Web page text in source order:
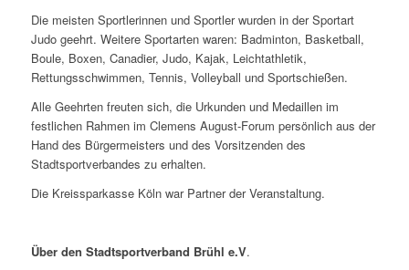
Die meisten Sportlerinnen und Sportler wurden in der Sportart
Judo geehrt. Weitere Sportarten waren: Badminton, Basketball,
Boule, Boxen, Canadier, Judo, Kajak, Leichtathletik,
Rettungsschwimmen, Tennis, Volleyball und Sportschießen.
Alle Geehrten freuten sich, die Urkunden und Medaillen im
festlichen Rahmen im Clemens August-Forum persönlich aus der
Hand des Bürgermeisters und des Vorsitzenden des
Stadtsportverbandes zu erhalten.
Die Kreissparkasse Köln war Partner der Veranstaltung.
Über den Stadtsportverband Brühl e.V.